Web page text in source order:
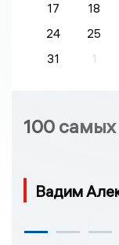
17
18
24
25
31
1
100
Вадим